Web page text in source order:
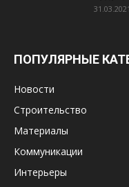
31.03.2021
ПОПУЛЯРНЫЕ
Новости
Строительство
Материалы
Коммуникации
Интерьеры